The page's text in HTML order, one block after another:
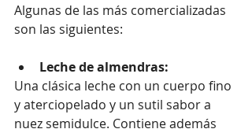
Algunas de las más comercializadas
son las siguientes:
Leche de almendras:
Una clásica leche con un cuerpo fino
y aterciopelado y un sutil sabor a
nuez semidulce. Contiene además